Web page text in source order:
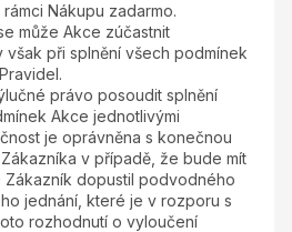
Nákupu zadarmo.
může Akce zúčastnit
při splnění všech podmínek
právo posoudit splnění
Akce jednotlivými
je oprávněna s konečnou
v případě, že bude mít
dopustil podvodného
jednání, které je v rozporu s
rozhodnutí o vyloučení